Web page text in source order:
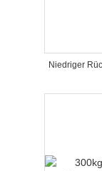
Niedriger